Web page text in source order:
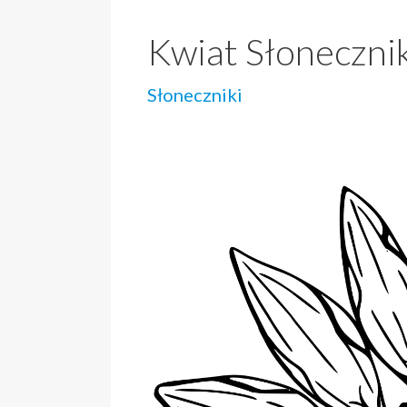
Kwiat
Słoneczniki